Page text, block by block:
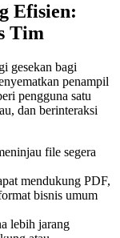
Efisien:
Tim
gesekan bagi
penampil
pengguna satu
dan berinteraksi
file segera
mendukung PDF,
bisnis umum
lebih jarang